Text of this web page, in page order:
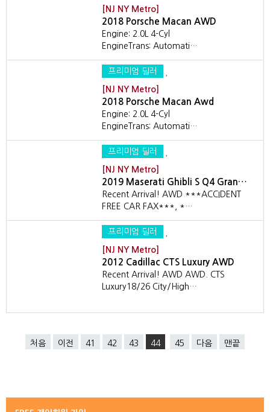
[NJ NY Metro]
2018 Porsche Macan AWD
Engine: 2.0L 4-Cyl
EngineTrans: Automati…
프리미엄 딜러
[NJ NY Metro]
2018 Porsche Macan Awd
Engine: 2.0L 4-Cyl
EngineTrans: Automati…
프리미엄 딜러
[NJ NY Metro]
2019 Maserati Ghibli S Q4 Gran…
Recent Arrival! AWD ***ACCIDENT
FREE CAR FAX***, *…
프리미엄 딜러
[NJ NY Metro]
2012 Cadillac CTS Luxury AWD
Recent Arrival! AWD AWD. CTS
Luxury18/26 City/High…
처음 이전 41 42 43 44 45 다음 맨끝